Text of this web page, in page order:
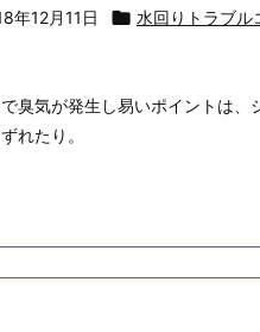
年12月11日  水回りトラブル
臭気が発生し易いポイントは
れたり。